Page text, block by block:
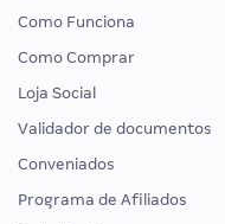
Como Funciona
Como Comprar
Loja Social
Validador de documentos
Conveniados
Programa de Afiliados